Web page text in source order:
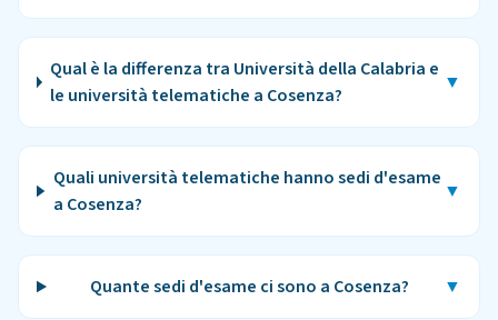
Qual è la differenza tra Università della Calabria e
le università telematiche a Cosenza?
▼
Quali università telematiche hanno sedi d'esame
a Cosenza?
▼
Quante sedi d'esame ci sono a Cosenza? ▼